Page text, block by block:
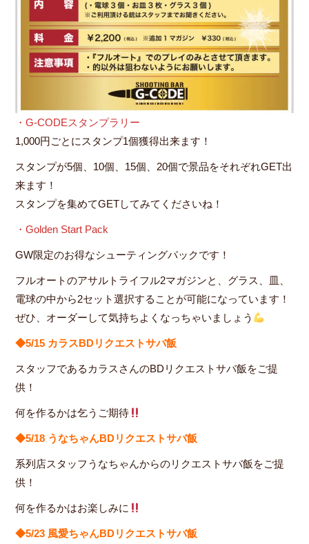
・G-CODEスタンプラリー
1,000円ごとにスタンプ1個獲得出来ます！
スタンプが5個、10個、15個、20個で景品をそれぞれGET出
来ます！
スタンプを集めてGETしてみてくださいね！
・Golden Start Pack
GW限定のお得なシューティングパックです！
フルオートのアサルトライフル2マガジンと、グラス、皿、
電球の中から2セット選択することが可能になっています！
ぜひ、オーダーして気持ちよくなっちゃいましょう
◆5/15 カラスBDリクエストサバ飯
スタッフであるカラスさんのBDリクエストサバ飯をご提
供！
何を作るかは乞うご期待
◆5/18 うなちゃんBDリクエストサバ飯
系列店スタッフうなちゃんからのリクエストサバ飯をご提
供！
何を作るかはお楽しみに
◆5/23 風愛ちゃんBDリクエストサバ飯